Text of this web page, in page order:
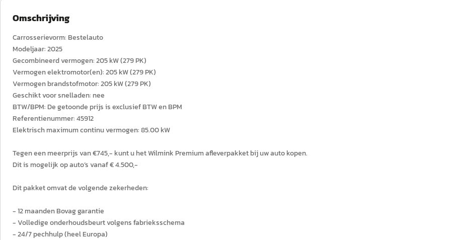
Omschrijving
Carrosserievorm: Bestelauto
Modeljaar: 2025
Gecombineerd vermogen: 205 kW (279 PK)
Vermogen elektromotor(en): 205 kW (279 PK)
Vermogen brandstofmotor: 205 kW (279 PK)
Geschikt voor snelladen: nee
BTW/BPM: De getoonde prijs is exclusief BTW en BPM
Referentienummer: 45912
Elektrisch maximum continu vermogen: 85.00 kW
Tegen een meerprijs van €745,- kunt u het Wilmink Premium afleverpakket bij uw auto kopen.
Dit is mogelijk op auto’s vanaf € 4.500,-
Dit pakket omvat de volgende zekerheden:
- 12 maanden Bovag garantie
- Volledige onderhoudsbeurt volgens fabrieksschema
- 24/7 pechhulp (heel Europa)